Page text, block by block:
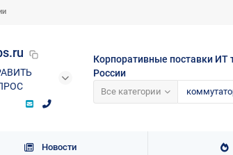
Корпоративные поставки ИТ
России
Все категории
Новости